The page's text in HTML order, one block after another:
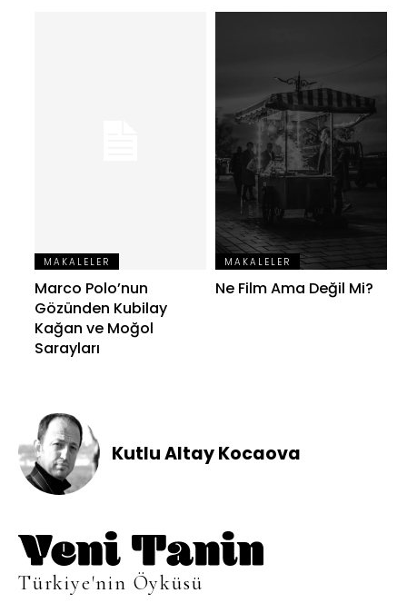
Kutlu Altay Kocaova
MAKALELER
Marco Polo’nun
Gözünden Kubilay
Kağan ve Moğol
Sarayları
MAKALELER
Ne Film Ama Değil Mi?
Türkiye'nin Öyküsü